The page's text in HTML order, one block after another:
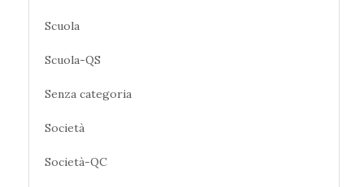
Scuola
Scuola-QS
Senza categoria
Società
Società-QC